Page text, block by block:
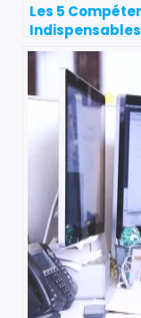
Les 5
Commerce